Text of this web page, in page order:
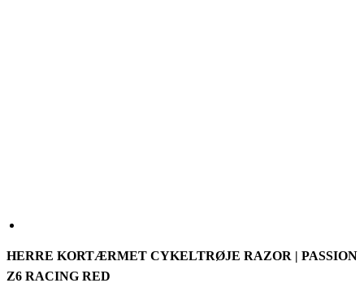
HERRE KORTÆRMET CYKELTRØJE RAZOR | PASSION
Z6 RACING RED